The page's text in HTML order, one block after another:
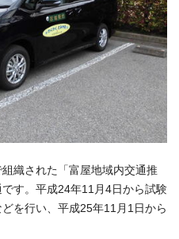
織された「富屋地域内交通推
す。平成24年11月4日から試験
を行い、平成25年11月1日から